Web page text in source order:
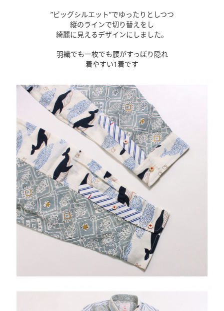
”ビッグシルエット”でゆったりとしつつ
縦のラインで切り替えをし
綺麗に見えるデザインにしました。
羽織でも一枚でも腰がすっぽり隠れ
着やすい1着です